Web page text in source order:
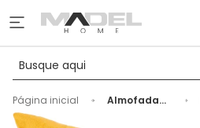
Página inicial
Almofada